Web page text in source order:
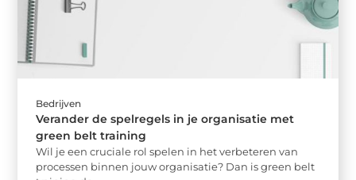
Bedrijven
Verander de spelregels in je organisatie met
green belt training
Wil je een cruciale rol spelen in het verbeteren van
processen binnen jouw organisatie? Dan is green belt